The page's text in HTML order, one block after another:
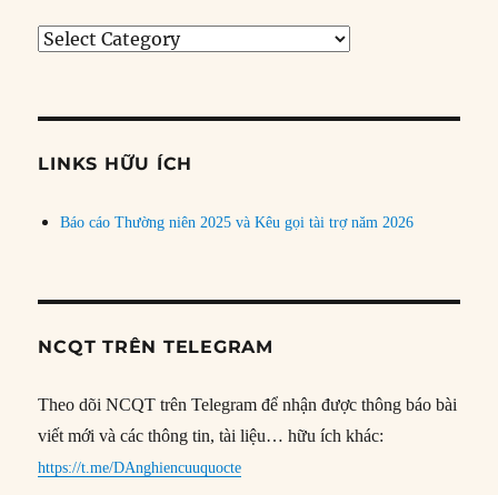
Tìm
đề
LINKS HỮU ÍCH
Báo cáo Thường niên 2025 và Kêu gọi tài trợ năm 2026
NCQT TRÊN TELEGRAM
Theo dõi NCQT trên Telegram để nhận được thông báo bài
viết mới và các thông tin, tài liệu… hữu ích khác:
https://t.me/DAnghiencuuquocte